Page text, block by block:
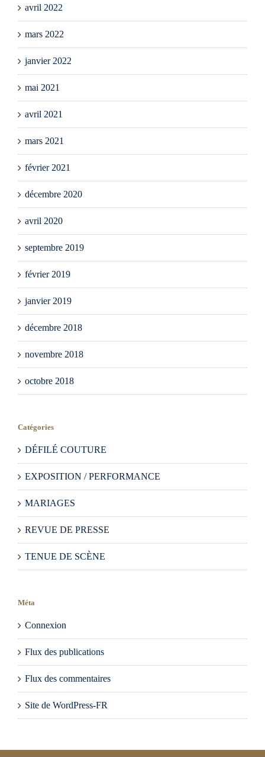
avril 2022
mars 2022
janvier 2022
mai 2021
avril 2021
mars 2021
février 2021
décembre 2020
avril 2020
septembre 2019
février 2019
janvier 2019
décembre 2018
novembre 2018
octobre 2018
Catégories
DÉFILÉ COUTURE
EXPOSITION / PERFORMANCE
MARIAGES
REVUE DE PRESSE
TENUE DE SCÈNE
Méta
Connexion
Flux des publications
Flux des commentaires
Site de WordPress-FR